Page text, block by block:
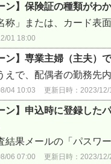
ン】保険証の種類がわか
称」または、カード表
01 18:00
ン】専業主婦（主夫）
えで、配偶者の勤務先
04 10:03 更新日時：2023/12/
ン】申込時に登録した
結果メールの「パスワ
06 07:00 更新日時：2023/12/